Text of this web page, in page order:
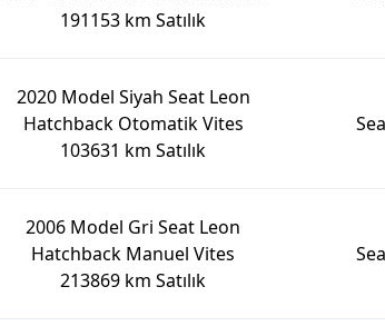
191153 km Satılık
2020 Model Siyah Seat Leon
Hatchback Otomatik Vites
103631 km Satılık
2006 Model Gri Seat Leon
Hatchback Manuel Vites
213869 km Satılık